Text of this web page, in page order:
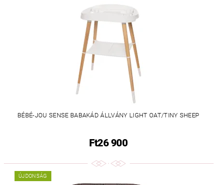
BÉBÉ-JOU SENSE BABAKÁD ÁLLVÁNY LIGHT OAT/TINY SHEEP
Ft26 900
ÚJDONSÁG